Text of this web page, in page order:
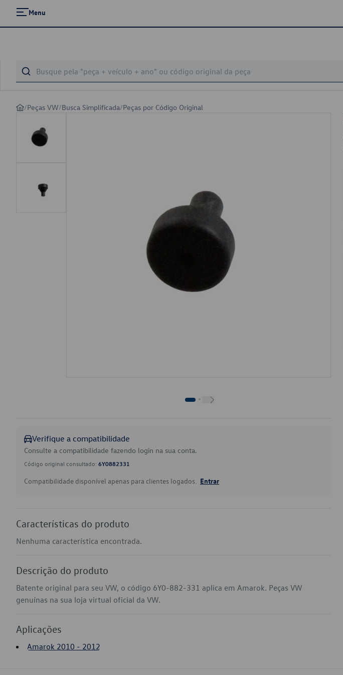
Menu
/Peças VW/Busca Simplificada/Peças por Código Original
Verifique a compatibilidade
Consulte a compatibilidade fazendo login na sua conta.
Código original consultado: 6Y0882331
Compatibilidade disponível apenas para clientes logados. Entrar
Características do produto
Nenhuma característica encontrada.
Descrição do produto
Batente original para seu VW, o código 6Y0-882-331 aplica em Amarok. Peças VW
genuínas na sua loja virtual oficial da VW.
Aplicações
Amarok 2010 - 2012